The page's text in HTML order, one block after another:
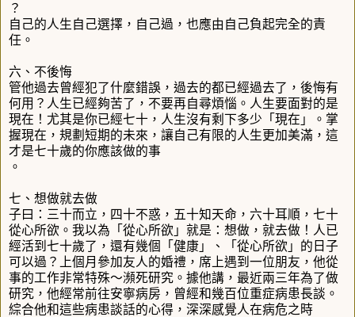
？
自己的人生自己選擇，自己過，也應由自己負起完全的責
任。
六、不後悔
管他過去曾經犯了什麼錯誤，過去的都已經過去了，後悔有
何用？人生已經夠苦了，不要再自尋煩惱。人生要面對的是
現在！尤其是你已經七十，人生沒有剩下多少「現在」。掌
握現在，規劃短期的未來，讓自己有限的人生更加美滿，這
才是七十歲的你應該做的事
。
七、想做就去做
子曰：三十而立，四十不惑，五十知天命，六十耳順，七十
從心所欲。我以為「從心所欲」就是：想做，就去做！人已
經活到七十歲了，還有幾個「健康」、「從心所欲」的日子
可以過？上個月參加友人的婚禮，席上遇到一位朋友，他從
事的工作非常特殊～瀕死研究。據他講，最近兩三年為了做
研究，他經常前往安寧病房，曾經和幾百位重症病患長談。
綜合他和這些病患談話的心得，深深感覺人在病危之時